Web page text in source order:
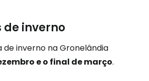
inverno
inverno na Gronelândia
e o final de março.